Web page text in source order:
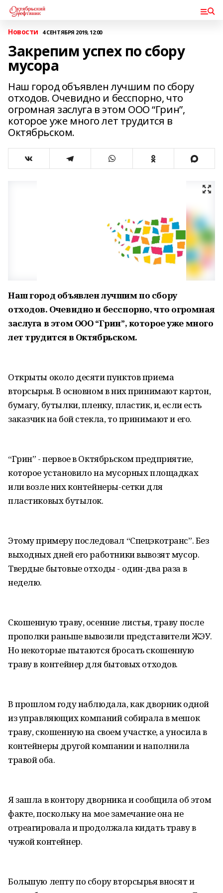
Новости 4 СЕНТЯБРЯ 2019, 12:00
Закрепим успех по сбору
мусора
Наш город объявлен лучшим по сбору
отходов. Очевидно и бесспорно, что
огромная заслуга в этом ООО “Грин”,
которое уже много лет трудится в
Октябрьском.
Наш город объявлен лучшим по сбору
отходов. Очевидно и бесспорно, что огромная
заслуга в этом ООО “Грин”, которое уже много
лет трудится в Октябрьском.
Открыты около десяти пунктов приема
вторсырья. В основном в них принимают картон,
бумагу, бутылки, пленку, пластик, и, если есть
заказчик на бой стекла, то принимают и его.
“Грин” - первое в Октябрьском предприятие,
которое установило на мусорных площадках
или возле них контейнеры-сетки для
пластиковых бутылок.
Этому примеру последовал “Спецэкотранс”. Без
выходных дней его работники вывозят мусор.
Твердые бытовые отходы - один-два раза в
неделю.
Скошенную траву, осенние листья, траву после
прополки раньше вывозили представители ЖЭУ.
Но некоторые пытаются бросать скошенную
траву в контейнер для бытовых отходов.
В прошлом году наблюдала, как дворник одной
из управляющих компаний собирала в мешок
траву, скошенную на своем участке, а уносила в
контейнеры другой компании и наполнила
травой оба.
Я зашла в контору дворника и сообщила об этом
факте, поскольку на мое замечание она не
отреагировала и продолжала кидать траву в
чужой контейнер.
Большую лепту по сбору вторсырья вносят и